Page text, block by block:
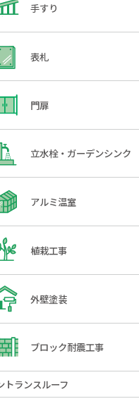
手すり
表札
門扉
立水栓・ガーデンシンク
アルミ温室
植栽工事
外壁塗装
ブロック耐震工事
トランスルーフ